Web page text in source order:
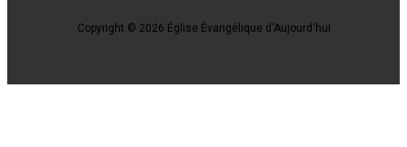
Copyright © 2026 Église Évangélique d'Aujourd'hui